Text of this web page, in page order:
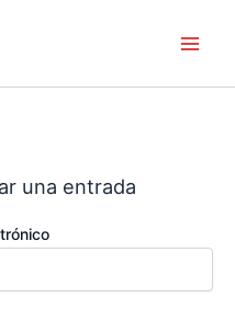
una entrada